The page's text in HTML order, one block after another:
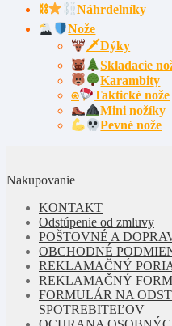
⛓
Náhrdelníky
Nože
🗡Dýky
Skladacie
Karambity
⍟
Taktické nože
Mini nožíky
Pevné nože
Nakupovanie
KONTAKT
Odstúpenie od zmluvy
POŠTOVNÉ A
OBCHODNÉ
REKLAMAČNÝ
REKLAMAČNÝ
FORMULÁR NA
SPOTREBITEĽOV